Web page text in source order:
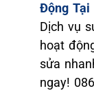
Động Tại
Dịch vụ
hoạt
sửa
ngay!